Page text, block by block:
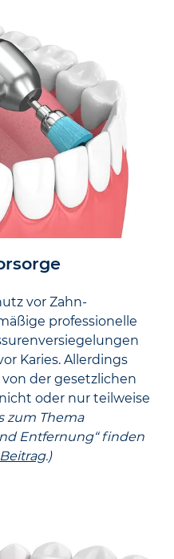
vor Zahn­
professionelle
Karies. Allerdings
der gesetzlichen
oder nur teil­weise
zum Thema
Entfernung“ finden
.)